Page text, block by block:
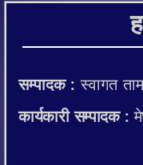
सम्पादक :स्वागत
कार्यकारी सम्पादक :